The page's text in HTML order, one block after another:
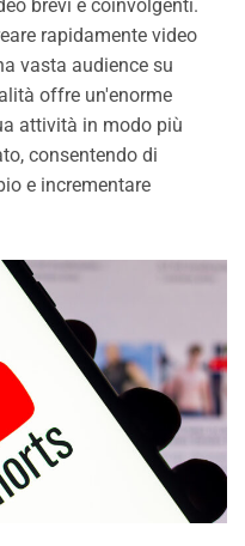
brevi e coinvolgenti.
rapidamente video
vasta audience su
offre un'enorme
attività in modo più
consentendo di
e incrementare